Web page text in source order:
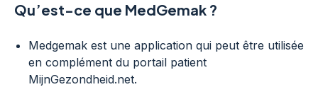
Qu’est-ce que MedGemak ?
Medgemak est une application qui peut être utilisée
en complément du portail patient
MijnGezondheid.net.